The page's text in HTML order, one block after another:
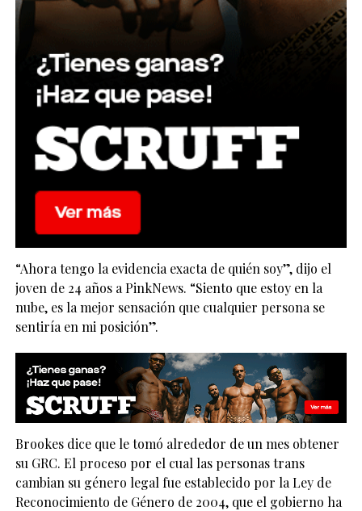
“Ahora tengo la evidencia exacta de quién soy”, dijo el
joven de 24 años a PinkNews. “Siento que estoy en la
nube, es la mejor sensación que cualquier persona se
sentiría en mi posición”.
Brookes dice que le tomó alrededor de un mes obtener
su GRC. El proceso por el cual las personas trans
cambian su género legal fue establecido por la Ley de
Reconocimiento de Género de 2004, que el gobierno ha